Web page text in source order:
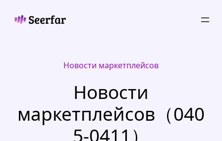
Новости маркетплейсов
Новости
маркетплейсов（040
5-0411）